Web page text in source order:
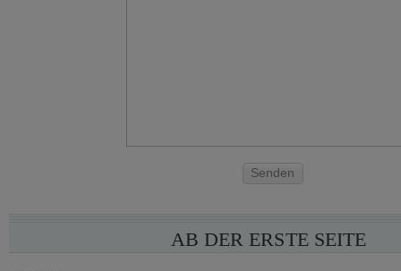
Senden
AB DER ERSTE SEITE